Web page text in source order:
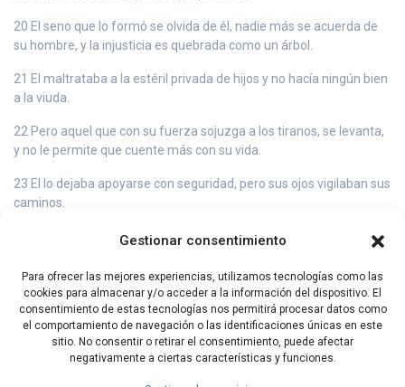
Gestionar consentimiento
Para ofrecer las mejores experiencias, utilizamos tecnologías como las
cookies para almacenar y/o acceder a la información del dispositivo. El
consentimiento de estas tecnologías nos permitirá procesar datos como
el comportamiento de navegación o las identificaciones únicas en este
sitio. No consentir o retirar el consentimiento, puede afectar
negativamente a ciertas características y funciones.
20 El seno que lo formó se olvida de él, nadie más se acuerda de
su hombre, y la injusticia es quebrada como un árbol.
21 El maltrataba a la estéril privada de hijos y no hacía ningún bien
a la viuda.
22 Pero aquel que con su fuerza sojuzga a los tiranos, se levanta,
y no le permite que cuente más con su vida.
23 El lo dejaba apoyarse con seguridad, pero sus ojos vigilaban sus
caminos.
24 Se encumbró por un instante, y ya no existe, se dobla como una
una espiga.
25 ¿Acaso no es así? ¿Quién me puede desmentir o reducir a la
nada mis palabras?